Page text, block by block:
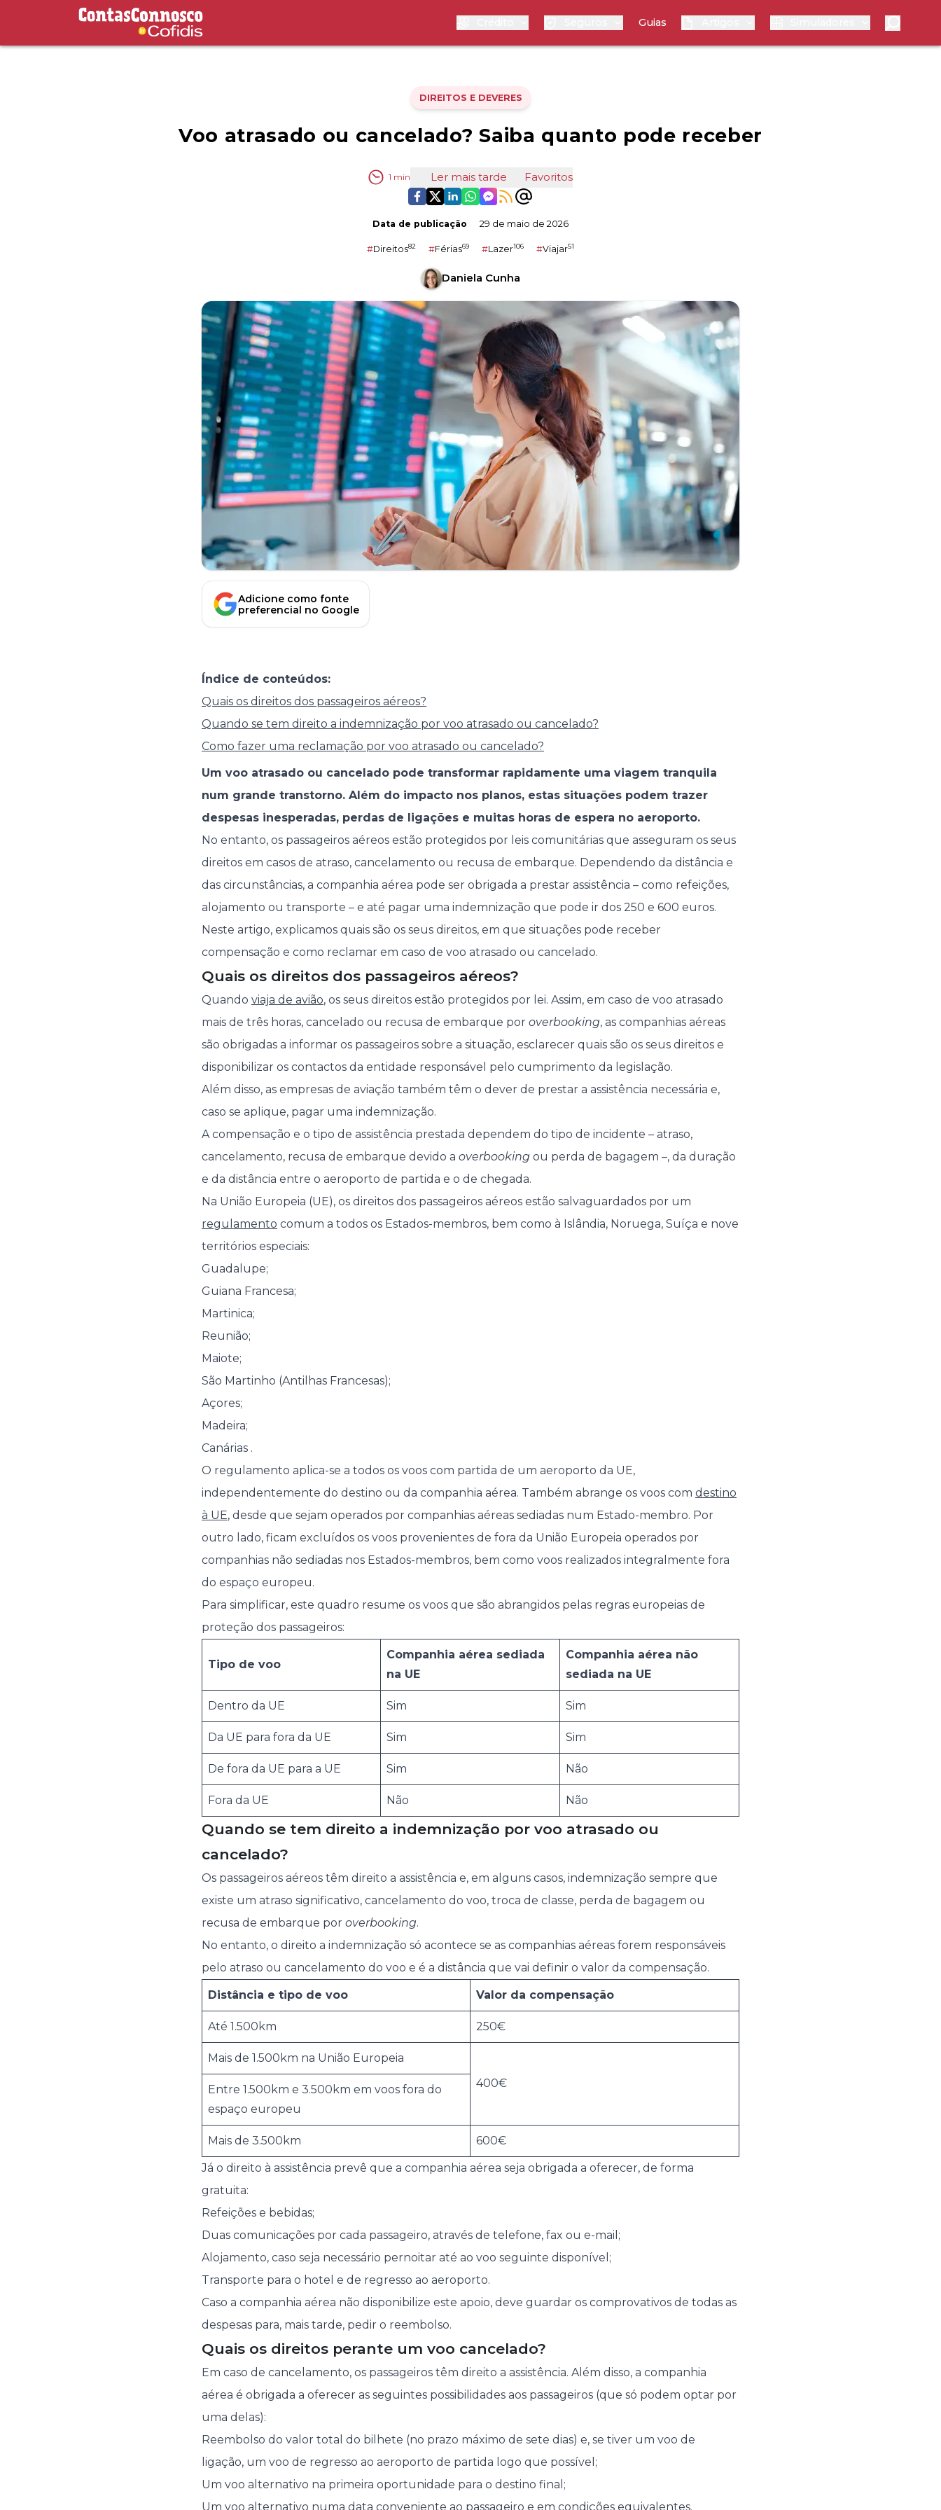
Contas Connosco by Cofidis Guias
DIREITOS E DEVERES
Voo atrasado ou cancelado? Saiba quanto pode receber
1 min Ler mais tarde Favoritos
Data de publicação 29 de maio de 2026
#Direitos82 #Férias69 #Lazer106 #Viajar51
Daniela Cunha
Adicione como fonte
preferencial no Google
Índice de conteúdos:
Quais os direitos dos passageiros aéreos?
Quando se tem direito a indemnização por voo atrasado ou cancelado?
Como fazer uma reclamação por voo atrasado ou cancelado?
Um voo atrasado ou cancelado pode transformar rapidamente uma viagem tranquila
num grande transtorno. Além do impacto nos planos, estas situações podem trazer
despesas inesperadas, perdas de ligações e muitas horas de espera no aeroporto.
No entanto, os passageiros aéreos estão protegidos por leis comunitárias que asseguram os seus
direitos em casos de atraso, cancelamento ou recusa de embarque. Dependendo da distância e
das circunstâncias, a companhia aérea pode ser obrigada a prestar assistência – como refeições,
alojamento ou transporte – e até pagar uma indemnização que pode ir dos 250 e 600 euros.
Neste artigo, explicamos quais são os seus direitos, em que situações pode receber
compensação e como reclamar em caso de voo atrasado ou cancelado.
Quais os direitos dos passageiros aéreos?
Quando viaja de avião, os seus direitos estão protegidos por lei. Assim, em caso de voo atrasado
mais de três horas, cancelado ou recusa de embarque por overbooking, as companhias aéreas
são obrigadas a informar os passageiros sobre a situação, esclarecer quais são os seus direitos e
disponibilizar os contactos da entidade responsável pelo cumprimento da legislação.
Além disso, as empresas de aviação também têm o dever de prestar a assistência necessária e,
caso se aplique, pagar uma indemnização.
A compensação e o tipo de assistência prestada dependem do tipo de incidente – atraso,
cancelamento, recusa de embarque devido a overbooking ou perda de bagagem –, da duração
e da distância entre o aeroporto de partida e o de chegada.
Na União Europeia (UE), os direitos dos passageiros aéreos estão salvaguardados por um
regulamento comum a todos os Estados-membros, bem como à Islândia, Noruega, Suíça e nove
territórios especiais:
Guadalupe;
Guiana Francesa;
Martinica;
Reunião;
Maiote;
São Martinho (Antilhas Francesas);
Açores;
Madeira;
Canárias .
O regulamento aplica-se a todos os voos com partida de um aeroporto da UE,
independentemente do destino ou da companhia aérea. Também abrange os voos com destino
à UE, desde que sejam operados por companhias aéreas sediadas num Estado-membro. Por
outro lado, ficam excluídos os voos provenientes de fora da União Europeia operados por
companhias não sediadas nos Estados-membros, bem como voos realizados integralmente fora
do espaço europeu.
Para simplificar, este quadro resume os voos que são abrangidos pelas regras europeias de
proteção dos passageiros:
Tipo de voo
Companhia aérea sediada
na UE
Companhia aérea não
sediada na UE
Dentro da UE Sim Sim
Da UE para fora da UE Sim Sim
De fora da UE para a UE Sim Não
Fora da UE Não Não
Quando se tem direito a indemnização por voo atrasado ou
cancelado?
Os passageiros aéreos têm direito a assistência e, em alguns casos, indemnização sempre que
existe um atraso significativo, cancelamento do voo, troca de classe, perda de bagagem ou
recusa de embarque por overbooking.
No entanto, o direito a indemnização só acontece se as companhias aéreas forem responsáveis
pelo atraso ou cancelamento do voo e é a distância que vai definir o valor da compensação.
Distância e tipo de voo Valor da compensação
Até 1.500km 250€
Mais de 1.500km na União Europeia
400€
Entre 1.500km e 3.500km em voos fora do
espaço europeu
Mais de 3.500km 600€
Já o direito à assistência prevê que a companhia aérea seja obrigada a oferecer, de forma
gratuita:
Refeições e bebidas;
Duas comunicações por cada passageiro, através de telefone, fax ou e-mail;
Alojamento, caso seja necessário pernoitar até ao voo seguinte disponível;
Transporte para o hotel e de regresso ao aeroporto.
Caso a companhia aérea não disponibilize este apoio, deve guardar os comprovativos de todas as
despesas para, mais tarde, pedir o reembolso.
Quais os direitos perante um voo cancelado?
Em caso de cancelamento, os passageiros têm direito a assistência. Além disso, a companhia
aérea é obrigada a oferecer as seguintes possibilidades aos passageiros (que só podem optar por
uma delas):
Reembolso do valor total do bilhete (no prazo máximo de sete dias) e, se tiver um voo de
ligação, um voo de regresso ao aeroporto de partida logo que possível;
Um voo alternativo na primeira oportunidade para o destino final;
Um voo alternativo numa data conveniente ao passageiro e em condições equivalentes.